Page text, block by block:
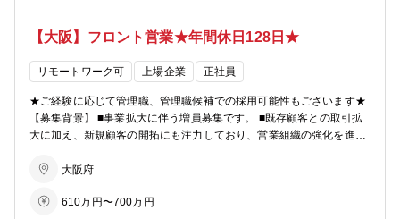
年、サカタインクス株式会社の海外事業部が分離・独立し、同社の全
ア、国内1位、世界17位にランクインしています。 ■製造業の分野に
の水平分業化が世界的規模で進展しています。 ■国内外の完成品メー
カーとの付き合いがあり、自動車関連や産業機器関連、通信機器関連
など様々なメーカーとの取引があります。 ■単体での社員数は203
す。 ■海外駐在員の社員も約3分の1と多く、グローバルにご活躍いた
acturing Service（電子機器受託製造サービス）」の略。 複数メーカ
【大阪】フロント営業★年間休日128日★
リモートワーク可 上場企業 正社員
★ご経験に応じて管理職、管理職候補での採用可能性もございます★
【募集背景】 ■事業拡大に伴う増員募集です。 ■既存顧客との取引拡
大に加え、新規顧客の開拓にも注力しており、営業組織の強化を進め
的に取り組んでいただける方を募集します。 【職務内容】 ■海外・国
をお任せします。 ■国内外の製造ネットワークを活用し、お客様のニ
大阪府
610万円〜700万円